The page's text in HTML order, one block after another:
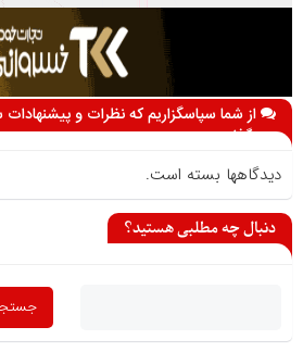
از شما سپاسگزاریم که نظرات و پیشنهادات
می گذارید
دیدگاهها بسته است.
دنبال چه مطلبی هستید؟